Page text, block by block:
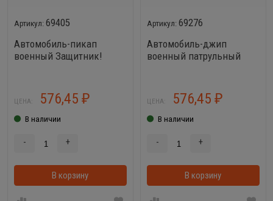
69405
Автомобиль-пикап
военный Защитник!
ЦЕНА: 576,45 ₽
В наличии
- +
В корзину В корзинке
69276
Автомобиль-джип
военный патрульный
ЦЕНА: 576,45 ₽
В наличии
- +
В корзину